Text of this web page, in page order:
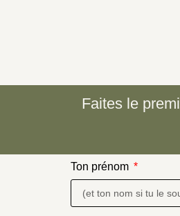
Faites le
Ton prénom